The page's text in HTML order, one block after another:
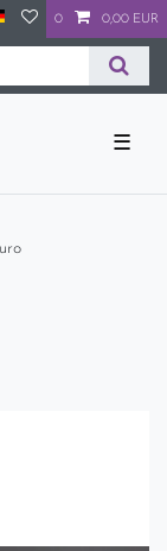
0 0,00 EUR
☰